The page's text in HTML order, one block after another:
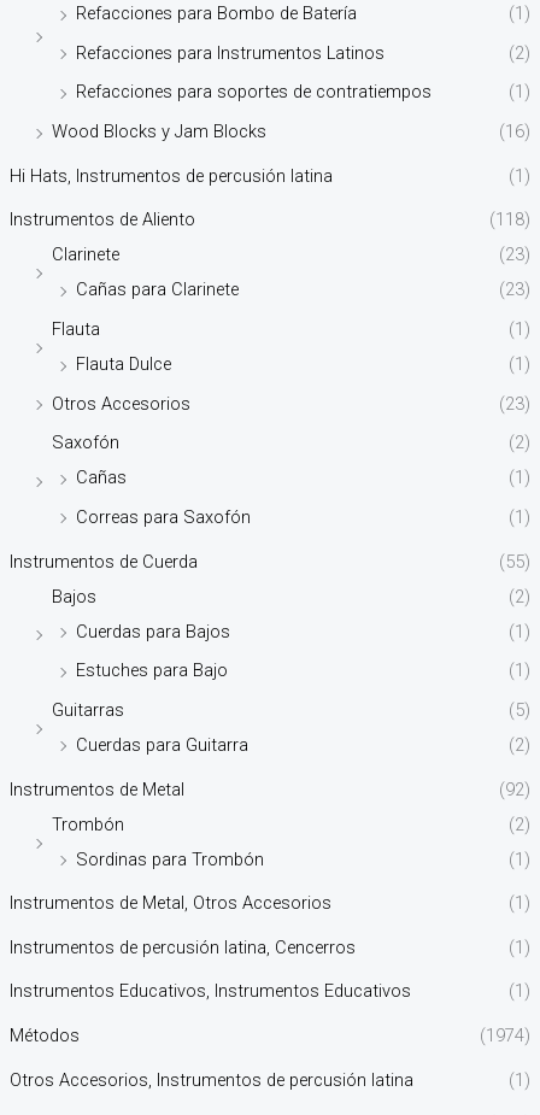
Refacciones para Bombo de Batería
(1)
Refacciones para Instrumentos Latinos
(2)
Refacciones para soportes de contratiempos
(1)
Wood Blocks y Jam Blocks
(16)
Hi Hats, Instrumentos de percusión latina (1)
Instrumentos de Aliento
(118)
Clarinete
(23)
Cañas para Clarinete
(23)
Flauta
(1)
Flauta Dulce
(1)
Otros Accesorios
(23)
Saxofón
(2)
Cañas
(1)
Correas para Saxofón
(1)
Instrumentos de Cuerda
(55)
Bajos
(2)
Cuerdas para Bajos
(1)
Estuches para Bajo
(1)
Guitarras
(5)
Cuerdas para Guitarra
(2)
Instrumentos de Metal
(92)
Trombón
(2)
Sordinas para Trombón
(1)
Instrumentos de Metal, Otros Accesorios (1)
Instrumentos de percusión latina, Cencerros (1)
Instrumentos Educativos, Instrumentos Educativos (1)
Métodos (1974)
Otros Accesorios, Instrumentos de percusión latina (1)